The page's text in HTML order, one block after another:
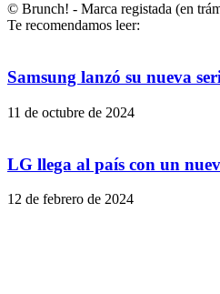
© Brunch! - Marca registada (en
Te recomendamos leer:
Samsung lanzó su nueva
11 de octubre de 2024
LG llega al país con un
12 de febrero de 2024